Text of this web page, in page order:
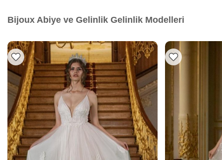
Bijoux Abiye ve Gelinlik Gelinlik Modelleri